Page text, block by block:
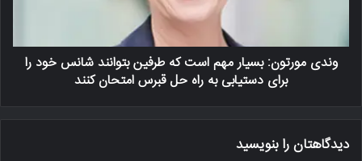
وندی مورتون: بسیار مهم است که طرفین بتوانند شانس خود را
برای دستیابی به راه حل قبرس امتحان کنند
دیدگاهتان را بنویسید